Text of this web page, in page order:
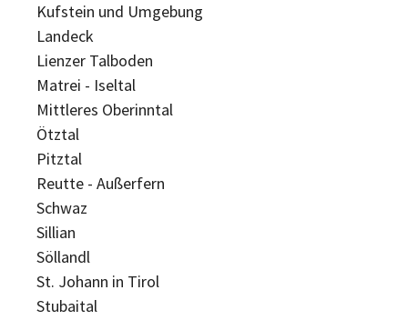
Kufstein und Umgebung
Landeck
Lienzer Talboden
Matrei - Iseltal
Mittleres Oberinntal
Ötztal
Pitztal
Reutte - Außerfern
Schwaz
Sillian
Söllandl
St. Johann in Tirol
Stubaital